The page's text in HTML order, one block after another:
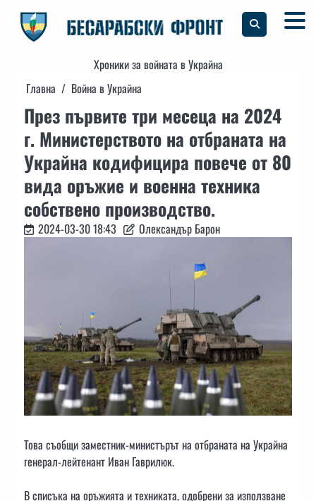
content
Хроники за войната в Украйна
Главна
Война в Украйна
През първите три месеца на 2024
г. Министерството на отбраната на
Украйна кодифицира повече от 80
вида оръжие и военна техника
собствено производство.
2024-03-30 18:43 Олександър Барон
Това съобщи заместник-министърът на отбраната на Украйна
генерал-лейтенант Иван Гаврилюк.
В списъка на оръжията и техниката, одобрени за използване